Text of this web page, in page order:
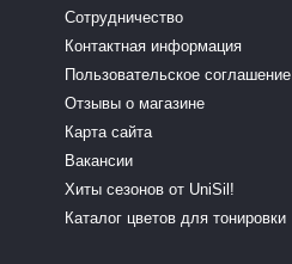
Сотрудничество
Контактная информация
Пользовательское соглашение
Отзывы о магазине
Карта сайта
Вакансии
Хиты сезонов от UniSil!
Каталог цветов для тонировки